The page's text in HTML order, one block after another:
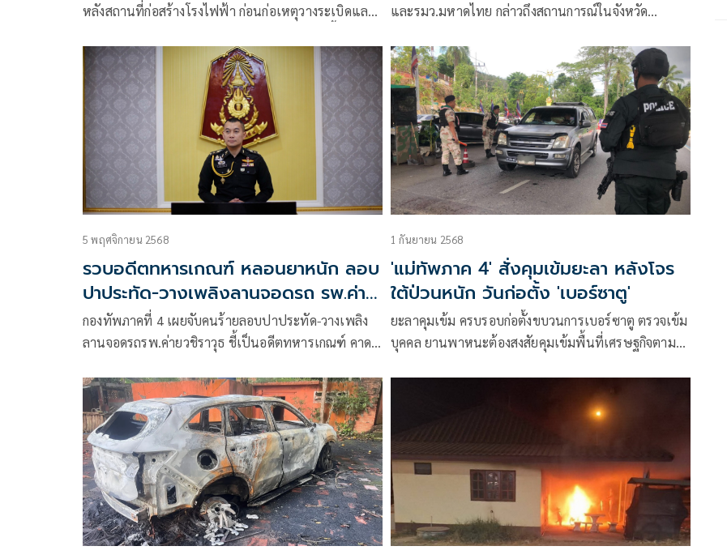
หลังสถานที่ก่อสร้างโรงไฟฟ้า ก่อนก่อเหตุวางระเบิดและ
ก่อสร้างโรงไฟฟ้าโซลาร์ฟาร์ม
และรมว.มหาดไทย กล่าวถึงสถานการณ์ในจังหวัด
5 พฤศจิกายน 2568
รวบอดีตทหารเกณฑ์ หลอนยาหนัก ลอบ
ปาประทัด-วางเพลิงลานจอดรถ รพ.ค่าย
วชิราวุธ
กองทัพภาคที่ 4 เผยจับคนร้ายลอบปาประทัด-วางเพลิง
ลานจอดรถรพ.ค่ายวชิราวุธ ชี้เป็นอดีตทหารเกณฑ์ คาด
ป้องเหตุซ้ำ
1 กันยายน 2568
'แม่ทัพภาค 4' สั่งคุมเข้มยะลา หลังโจร
ใต้ป่วนหนัก วันก่อตั้ง 'เบอร์ซาตู'
ยะลาคุมเข้ม ครบรอบก่อตั้งขบวนการเบอร์ซาตู ตรวจเข้ม
บุคคล ยานพาหนะต้องสงสัยคุมเข้มพื้นที่เศรษฐกิจตาม